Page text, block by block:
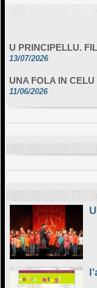
13/07/2026
11/06/2026
DA SCIMULÌ